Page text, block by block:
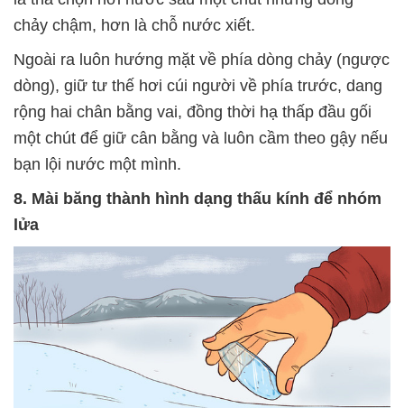
chảy chậm, hơn là chỗ nước xiết.
Ngoài ra luôn hướng mặt về phía dòng chảy (ngược
dòng), giữ tư thế hơi cúi người về phía trước, dang
rộng hai chân bằng vai, đồng thời hạ thấp đầu gối
một chút để giữ cân bằng và luôn cầm theo gậy nếu
bạn lội nước một mình.
8. Mài băng thành hình dạng thấu kính để nhóm
lửa